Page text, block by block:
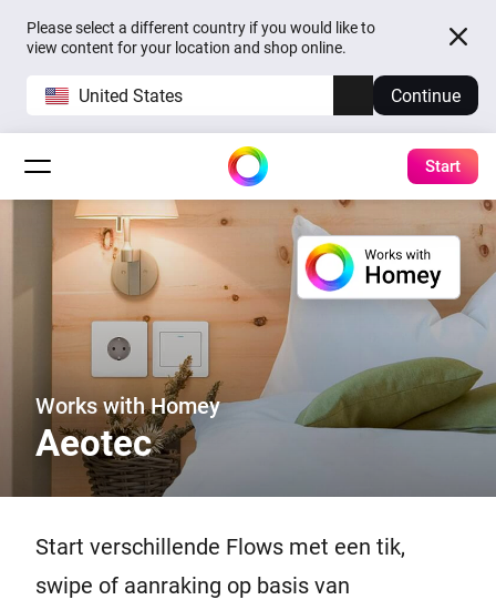
Please select a different country if you would like to
view content for your location and shop online.
United States Continue
Start
Works with Homey
Aeotec
Start verschillende Flows met een tik,
swipe of aanraking op basis van